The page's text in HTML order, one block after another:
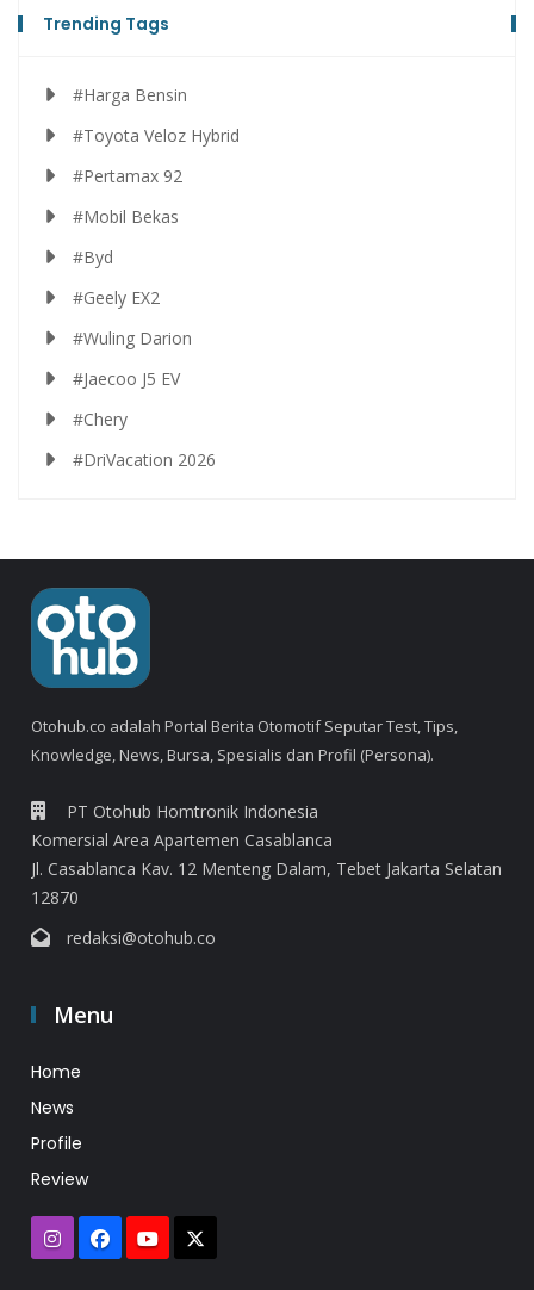
Trending Tags
#Harga Bensin
#Toyota Veloz Hybrid
#Pertamax 92
#Mobil Bekas
#Byd
#Geely EX2
#Wuling Darion
#Jaecoo J5 EV
#Chery
#DriVacation 2026
Otohub.co adalah Portal Berita Otomotif Seputar Test, Tips,
Knowledge, News, Bursa, Spesialis dan Profil (Persona).
PT Otohub Homtronik Indonesia
Komersial Area Apartemen Casablanca
Jl. Casablanca Kav. 12 Menteng Dalam, Tebet Jakarta Selatan
12870
redaksi@otohub.co
Menu
Home
News
Profile
Review